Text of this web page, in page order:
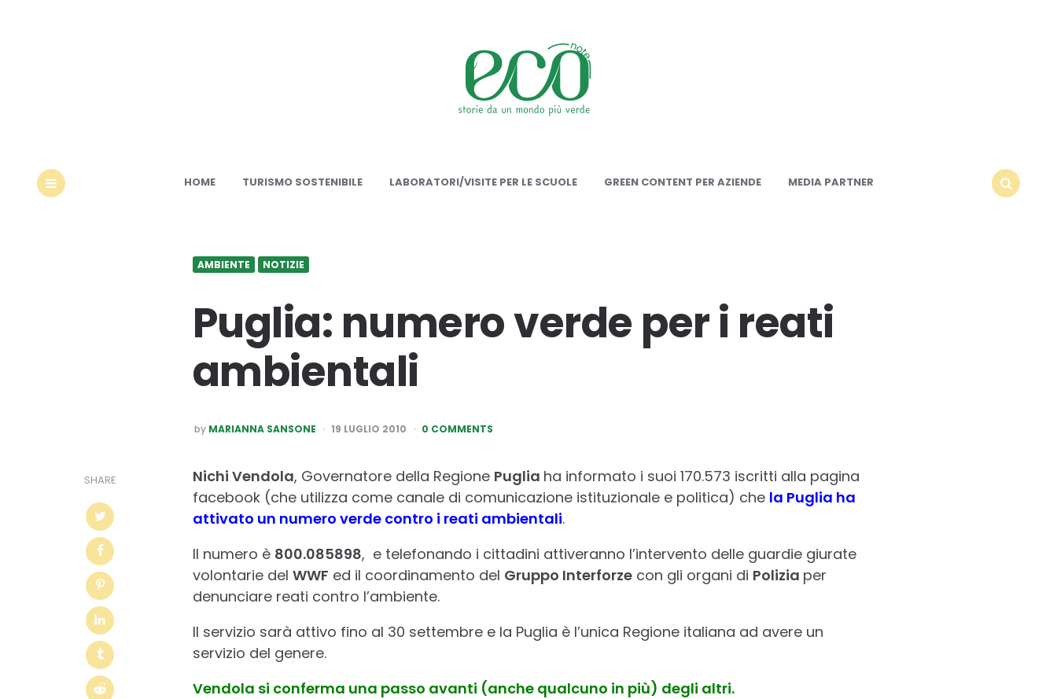
HOME TURISMO SOSTENIBILE LABORATORI/VISITE PER LE SCUOLE GREEN CONTENT PER AZIENDE
MEDIA PARTNER
AMBIENTE NOTIZIE
Puglia: numero verde per i reati
ambientali
POSTED
BY
by MARIANNA SANSONE 19 LUGLIO 2010 0 COMMENTS
SHARE Nichi Vendola, Governatore della Regione Puglia ha informato i suoi 170.573 iscritti alla pagina
facebook (che utilizza come canale di comunicazione istituzionale e politica) che la Puglia ha
attivato un numero verde contro i reati ambientali.
Il numero è 800.085898, e telefonando i cittadini attiveranno l’intervento delle guardie giurate
volontarie del WWF ed il coordinamento del Gruppo Interforzecon gli organi di Polizia per
denunciare reati contro l’ambiente.
Il servizio sarà attivo fino al 30 settembre e la Puglia è l’unica Regione italiana ad avere un
servizio del genere.
Vendola si conferma una passo avanti (anche qualcuno in più) degli altri.